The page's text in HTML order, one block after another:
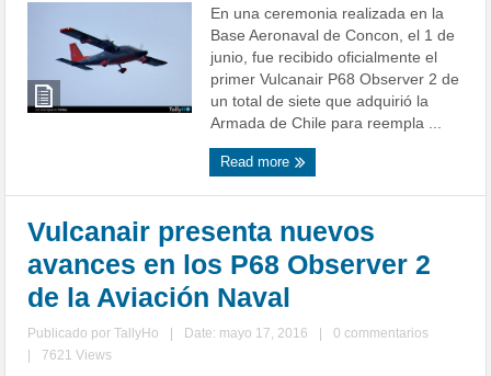
En una ceremonia realizada en la
Base Aeronaval de Concon, el 1 de
junio, fue recibido oficialmente el
primer Vulcanair P68 Observer 2 de
un total de siete que adquirió la
Armada de Chile para reempla ...
Read more
Vulcanair presenta nuevos
avances en los P68 Observer 2
de la Aviación Naval
Publicado porTallyHo Date: mayo 17, 2016
0 commentarios
7621 Views